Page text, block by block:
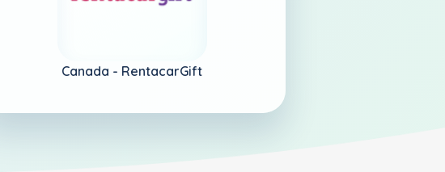
Canada - RentacarGift